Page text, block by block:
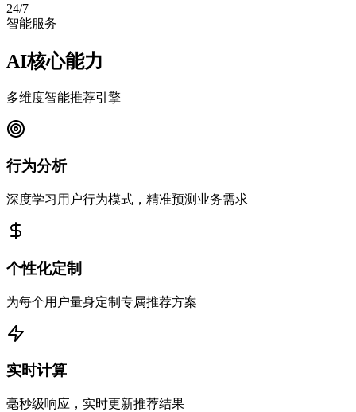
24/7
智能服务
AI核心能力
多维度智能推荐引擎
行为分析
深度学习用户行为模式，精准预测业务需求
个性化定制
为每个用户量身定制专属推荐方案
实时计算
毫秒级响应，实时更新推荐结果